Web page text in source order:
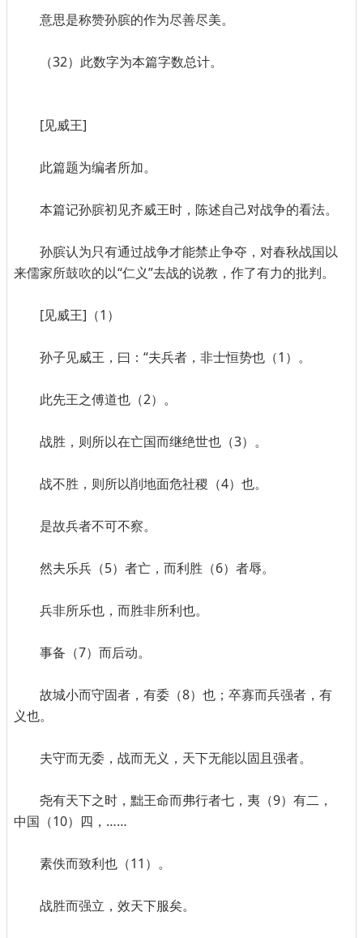
意思是称赞孙膑的作为尽善尽美。
（32）此数字为本篇字数总计。
[见威王]
此篇题为编者所加。
本篇记孙膑初见齐威王时，陈述自己对战争的看法。
孙膑认为只有通过战争才能禁止争夺，对春秋战国以
来儒家所鼓吹的以“仁义”去战的说教，作了有力的批判。
[见威王]（1）
孙子见威王，曰：“夫兵者，非士恒势也（1）。
此先王之傅道也（2）。
战胜，则所以在亡国而继绝世也（3）。
战不胜，则所以削地面危社稷（4）也。
是故兵者不可不察。
然夫乐兵（5）者亡，而利胜（6）者辱。
兵非所乐也，而胜非所利也。
事备（7）而后动。
故城小而守固者，有委（8）也；卒寡而兵强者，有
义也。
夫守而无委，战而无义，天下无能以固且强者。
尧有天下之时，黜王命而弗行者七，夷（9）有二，
中国（10）四，……
素佚而致利也（11）。
战胜而强立，效天下服矣。